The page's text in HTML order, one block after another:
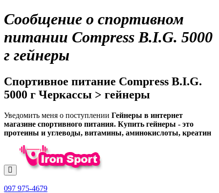
Сообщение о спортивном
питании Compress B.I.G. 5000
г гейнеры
Спортивное питание Compress B.I.G.
5000 г Черкассы > гейнеры
Уведомить меня о поступлении Гейнеры в интернет
магазине спортивного питания. Купить гейнеры - это
протеины и углеводы, витамины, аминокислоты, креатин
097 975-4679